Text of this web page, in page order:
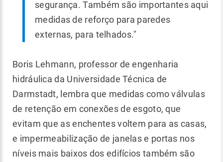
segurança. Também são importantes aqui
medidas de reforço para paredes
externas, para telhados."
Boris Lehmann, professor de engenharia
hidráulica da Universidade Técnica de
Darmstadt, lembra que medidas como válvulas
de retenção em conexões de esgoto, que
evitam que as enchentes voltem para as casas,
e impermeabilização de janelas e portas nos
níveis mais baixos dos edifícios também são